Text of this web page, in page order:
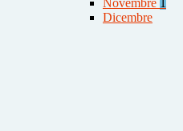
Novembre 1
Dicembre